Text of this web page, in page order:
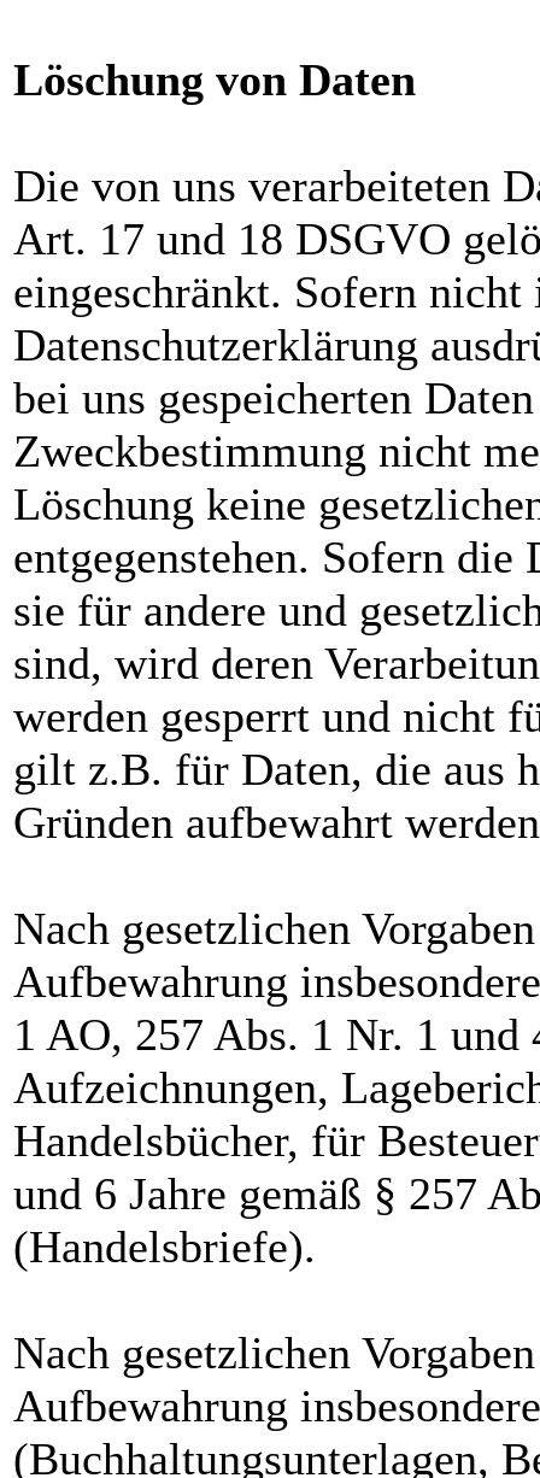
Löschung von Daten
Die von uns verarbeiteten
Art. 17 und 18 DSGVO
eingeschränkt. Sofern nicht
Datenschutzerklärung
bei uns gespeicherten
Zweckbestimmung nicht
Löschung keine
entgegenstehen. Sofern
sie für andere und
sind, wird deren
werden gesperrt und nicht
gilt z.B. für Daten, die aus
Gründen aufbewahrt
Nach gesetzlichen
Aufbewahrung
1 AO, 257 Abs. 1 Nr. 1
Aufzeichnungen,
Handelsbücher, für
und 6 Jahre gemäß § 257
(Handelsbriefe).
Nach gesetzlichen
Aufbewahrung
(Buchhaltungsunterlagen,